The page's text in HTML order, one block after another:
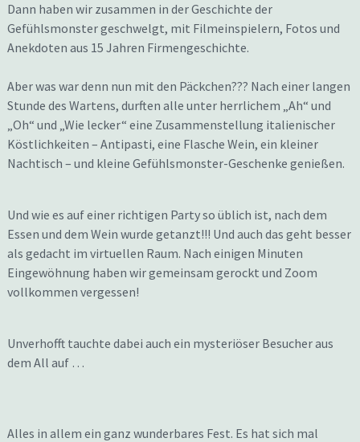
Dann haben wir zusammen in der Geschichte der
Gefühlsmonster geschwelgt, mit Filmeinspielern, Fotos und
Anekdoten aus 15 Jahren Firmengeschichte.
Aber was war denn nun mit den Päckchen??? Nach einer langen
Stunde des Wartens, durften alle unter herrlichem „Ah“ und
„Oh“ und „Wie lecker“ eine Zusammenstellung italienischer
Köstlichkeiten – Antipasti, eine Flasche Wein, ein kleiner
Nachtisch – und kleine Gefühlsmonster-Geschenke genießen.
Und wie es auf einer richtigen Party so üblich ist, nach dem
Essen und dem Wein wurde getanzt!!! Und auch das geht besser
als gedacht im virtuellen Raum. Nach einigen Minuten
Eingewöhnung haben wir gemeinsam gerockt und Zoom
vollkommen vergessen!
Unverhofft tauchte dabei auch ein mysteriöser Besucher aus
dem All auf …
Alles in allem ein ganz wunderbares Fest. Es hat sich mal